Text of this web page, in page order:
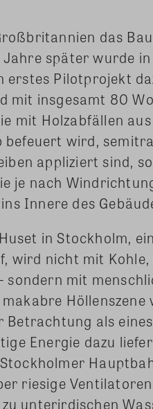
das
Jahre später wurde
Pilotprojekt
mit insgesamt 80
mit Holzabfällen
wird,
appliziert sind,
je nach
Innere des
in Stockholm,
wird nicht mit
sondern mit
Höllenszene
als
Energie dazu
riesige
unterirdischen